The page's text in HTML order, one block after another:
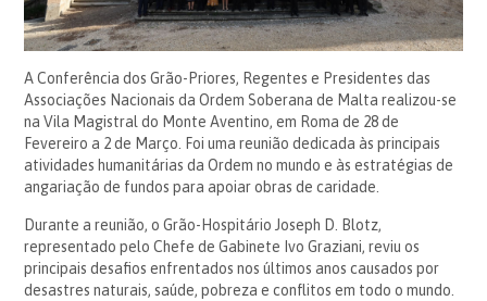
A Conferência dos Grão-Priores, Regentes e Presidentes das
Associações Nacionais da Ordem Soberana de Malta realizou-se
na Vila Magistral do Monte Aventino, em Roma de 28 de
Fevereiro a 2 de Março. Foi uma reunião dedicada às principais
atividades humanitárias da Ordem no mundo e às estratégias de
angariação de fundos para apoiar obras de caridade.
Durante a reunião, o Grão-Hospitário Joseph D. Blotz,
representado pelo Chefe de Gabinete Ivo Graziani, reviu os
principais desafios enfrentados nos últimos anos causados ​​por
desastres naturais, saúde, pobreza e conflitos em todo o mundo.